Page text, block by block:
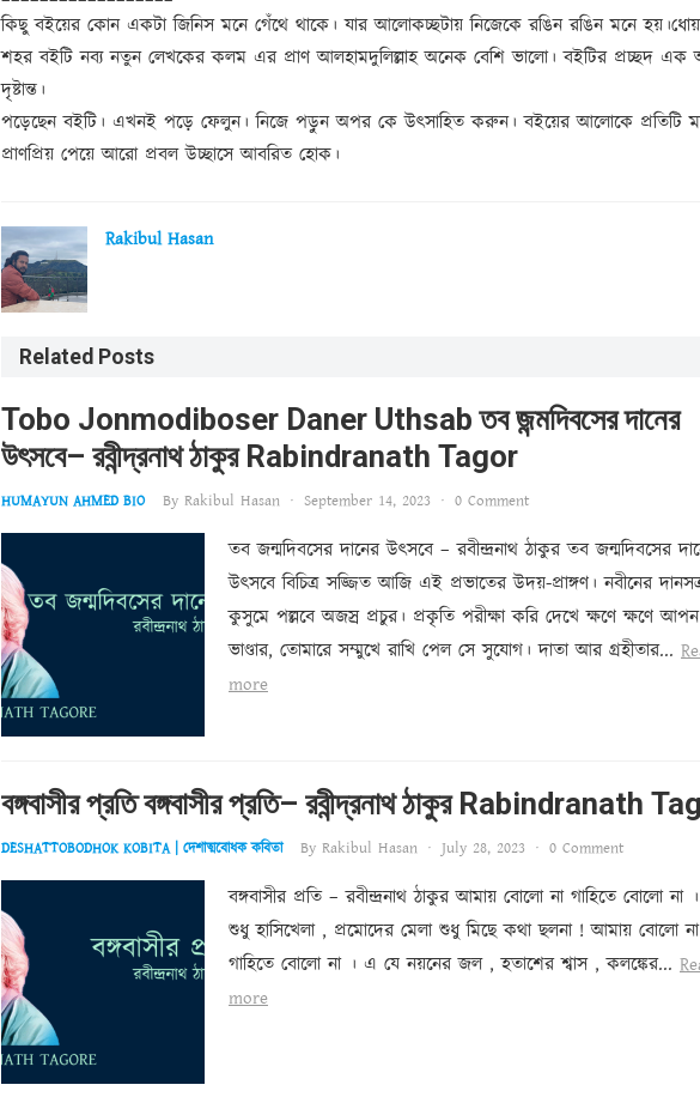
কিছু বইয়ের কোন একটা জিনিস মনে গেঁথে থাকে। যার আলোকচ্ছটায় নিজেকে রঙিন রঙিন মনে
শহর বইটি নব্য নতুন লেখকের কলম এর প্রাণ আলহামদুলিল্লাহ অনেক বেশি ভালো। বইটির প্রচ্ছদ এক
দৃষ্টান্ত।
পড়েছেন বইটি। এখনই পড়ে ফেলুন। নিজে পড়ুন অপর কে উৎসাহিত করুন। বইয়ের আলোকে প্রতিটি
প্রাণপ্রিয় পেয়ে আরো প্রবল উচ্ছাসে আবরিত হোক।
Rakibul Hasan
Related Posts
Tobo Jonmodiboser Daner Uthsab তব জন্মদিবসের দানের
উৎসবে– রবীন্দ্রনাথ ঠাকুর Rabindranath Tagor
HUMAYUN AHMED BIO By Rakibul Hasan · September 14, 2023 · 0 Comment
তব জন্মদিবসের দানের উৎসবে – রবীন্দ্রনাথ ঠাকুর তব জন্মদিবসের
উৎসবে বিচিত্র সজ্জিত আজি এই প্রভাতের উদয়-প্রাঙ্গণ। নবীনের
কুসুমে পল্লবে অজস্র প্রচুর। প্রকৃতি পরীক্ষা করি দেখে ক্ষণে ক্ষণে আপন
ভাণ্ডার, তোমারে সম্মুখে রাখি পেল সে সুযোগ। দাতা আর গ্রহীতার...
more
বঙ্গবাসীর প্রতি বঙ্গবাসীর প্রতি– রবীন্দ্রনাথ ঠাকুর Rabindranath
DESHATTOBODHOK KOBITA | দেশাত্মবোধক কবিতা By Rakibul Hasan · July 28, 2023 · 0 Comment
বঙ্গবাসীর প্রতি – রবীন্দ্রনাথ ঠাকুর আমায় বোলো না গাহিতে বোলো না
শুধু হাসিখেলা , প্রমোদের মেলা শুধু মিছে কথা ছলনা ! আমায় বোলো না
গাহিতে বোলো না । এ যে নয়নের জল , হতাশের শ্বাস , কলঙ্কের...
more